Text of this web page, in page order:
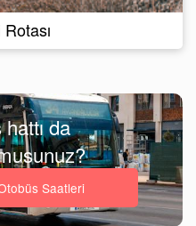
da
Saatleri